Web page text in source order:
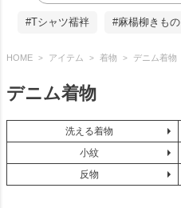
#Tシャツ襦袢 #麻楊柳きもの
HOME アイテム 着物 デニム着物
デニム着物
洗える着物
小紋
反物